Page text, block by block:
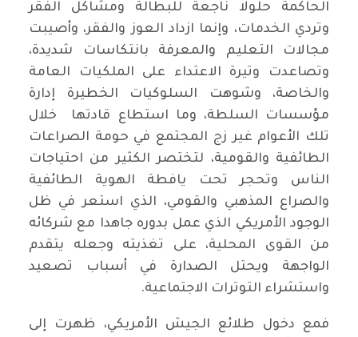
الحاكمة حلولا ناجعة للبطالة ومشاكل الفقر
وتردي الخدمات، وإنما ازداد العوز والفقر، وأصيبت
مجالات التعليم والمعرفة بانتكاسات شديدة،
وتصاعدت وتيرة الاعتداء على الملكيات العامة
والخاصة، وشوهت السلوكيات الخطيرة إدارة
مؤسسات السلطة، وما استطاع قادتها خلال
تلك الأعوام غير زج المجتمع في حومة الصراعات
الطائفية والقومية، لتختصر الكثير من احتياجات
الناس وتحجر تحت يافطة الهوية الطائفية
والصراع المذهبي والقومي، الذي استعر في ظل
الوجود الأمريكي الذي عمل بدوره جاهدا مع شركائه
من القوى المحلية، على تغذيته وجعله يتقدم
الواجهة ويحتل الصدارة في أسباب تصعيد
واستشراء التوترات الاجتماعية.
فمع دخول طلائع الجيش الأمريكي، ظهرت إلى